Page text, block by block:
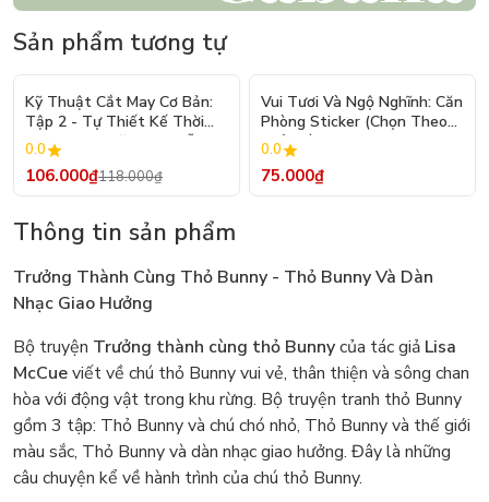
Sản phẩm tương tự
- 10%
Kỹ Thuật Cắt May Cơ Bản:
Tập 2 - Tự Thiết Kế Thời
Trang Nam Nữ - Tạo Mẫu
Rập - Kỹ Thuật Nhảy Size
0.0
106.000₫118.000₫
Vui Tươi Và Ngộ Nghĩnh: Căn
Phòng Sticker (Chọn Theo
Chủ Đề) - Hơn 250 Sticker
0.0
75.000₫
Thông tin sản phẩm
Trưởng Thành Cùng Thỏ Bunny - Thỏ Bunny Và Dàn
Nhạc Giao Hưởng
Bộ truyện Trưởng thành cùng thỏ Bunnycủa tác giả Lisa
McCueviết về chú thỏ Bunny vui vẻ, thân thiện và sông chan
hòa với động vật trong khu rừng. Bộ truyện tranh thỏ Bunny
gồm 3 tập: Thỏ Bunny và chú chó nhỏ, Thỏ Bunny và thế giới
màu sắc, Thỏ Bunny và dàn nhạc giao hưởng. Đây là những
câu chuyện kể về hành trình của chú thỏ Bunny.